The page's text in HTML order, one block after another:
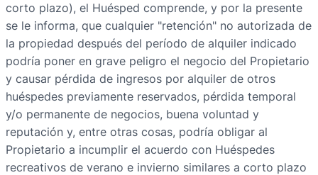
corto plazo), el Huésped comprende, y por la presente
se le informa, que cualquier "retención" no autorizada de
la propiedad después del período de alquiler indicado
podría poner en grave peligro el negocio del Propietario
y causar pérdida de ingresos por alquiler de otros
huéspedes previamente reservados, pérdida temporal
y/o permanente de negocios, buena voluntad y
reputación y, entre otras cosas, podría obligar al
Propietario a incumplir el acuerdo con Huéspedes
recreativos de verano e invierno similares a corto plazo